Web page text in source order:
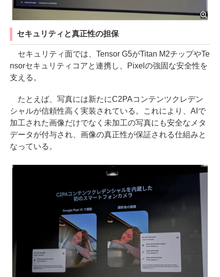
セキュリティと真正性の担保
セキュリティ面では、Tensor G5がTitan M2チップやTe
nsorセキュリティコアと連携し、Pixelの強固な安全性を
支える。
たとえば、写真には新たにC2PAコンテンツクレデン
シャルが信頼性高く実装されている。これにより、AIで
加工された画像だけでなく未加工の写真にも安全なメタ
データが付与され、画像の真正性が保証される仕組みと
なっている。